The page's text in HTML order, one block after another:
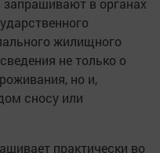
в органах
жилищного
не только о
но и,
сносу или
практически во